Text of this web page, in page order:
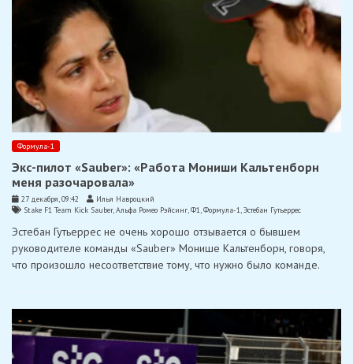
Формула-1
Экс-пилот «Sauber»: «Работа Мониши Кальтенборн
меня разочаровала»
27 декабря, 09:42
Илья Навроцкий
Stake F1 Team Kick Sauber,Альфа Ромео Рэйсинг,Ф1,Формула-1,Эстебан Гутьеррес
Эстебан Гутьеррес не очень хорошо отзывается о бывшем
руководителе команды «Sauber» Монише Кальтенборн, говоря,
что произошло несоответствие тому, что нужно было команде.